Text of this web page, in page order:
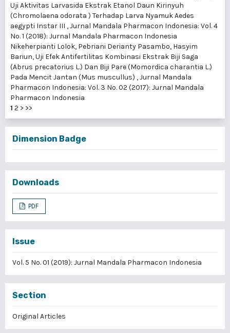
Uji Aktivitas Larvasida Ekstrak Etanol Daun Kirinyuh
(Chromolaena odorata ) Terhadap Larva Nyamuk Aedes
aegypti Instar III ,Jurnal Mandala Pharmacon Indonesia: Vol. 4
No. 1 (2018): Jurnal Mandala Pharmacon Indonesia
Nikeherpianti Lolok, Pebriani Derianty Pasambo, Hasyim
Bariun,Uji Efek Antifertilitas Kombinasi Ekstrak Biji Saga
(Abrus precatorius L.) Dan Biji Pare (Momordica charantia L.)
Pada Mencit Jantan (Mus muscullus) ,Jurnal Mandala
Pharmacon Indonesia: Vol. 3 No. 02 (2017): Jurnal Mandala
Pharmacon Indonesia
1 2 > >>
Dimension Badge
Downloads
PDF
Issue
Vol. 5 No. 01 (2019): Jurnal Mandala Pharmacon Indonesia
Section
Original Articles